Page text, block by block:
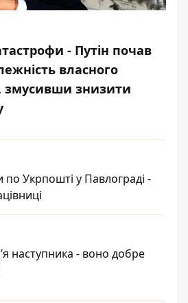
- Путін почав
власного
змусивши знизити
по Укрпошті у Павлограді -
наступника - воно добре